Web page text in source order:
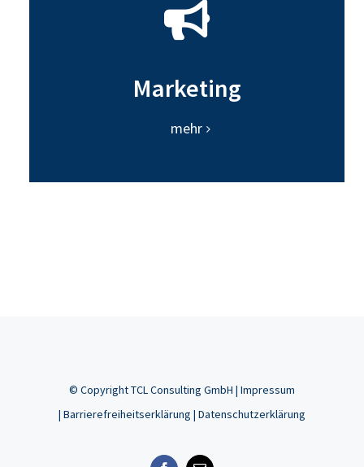
Marketing
mehr
© CopyrightTCL Consulting GmbH | Impressum
| Barrierefreiheitserklärung | Datenschutzerklärung